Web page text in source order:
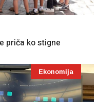
priča ko stigne
Ekonomija